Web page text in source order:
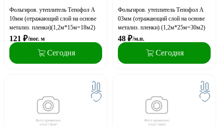
Фольгиров. утеплитель Тепофол А
10мм (отражающий слой на основе
метализ. пленки)(1,2м*15м=18м2)
121 ₽/пог. м
Сегодня
Фольгиров. утеплитель Тепофол А
03мм (отражающий слой на основе
метализ. пленки) (1,2м*25м=30м2)
48 ₽/м.п.
Сегодня